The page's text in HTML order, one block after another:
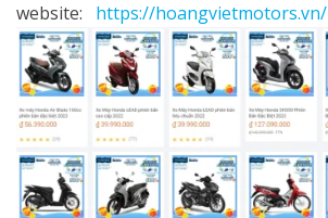
website:
https://hoangvietmotors.vn/